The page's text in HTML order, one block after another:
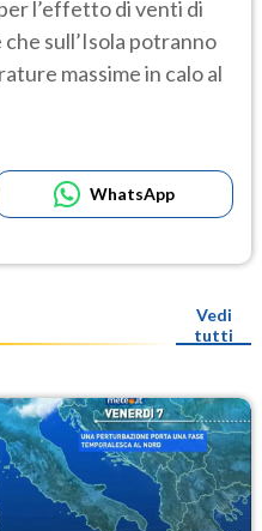
l’effetto di venti di
sull’Isola potranno
massime in calo al
WhatsApp
Vedi
tutti